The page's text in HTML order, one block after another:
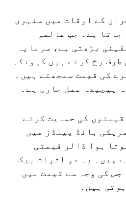
کے اوقات میں سنہری
جاتا ہے۔ جب عالمی
بڑھتی ہے، سرمایہ
رخ کرتے ہیں کیونکہ
کی قیمت سمجھتے ہیں۔
پیچیدہ عمل جاری ہے۔
کی حمایت کرتے
بانڈ ییلڈز میں
ہوا ڈالر قیمتی
ہیں۔ یہ دو اثرات بیک
جس کی وجہ سے قیمت میں
ہیں۔